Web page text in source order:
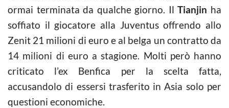
ormai terminata da qualche giorno. IlTianjin ha
soffiato il giocatore alla Juventus offrendo allo
Zenit 21 milioni di euro e al belga un contratto da
14 milioni di euro a stagione. Molti però hanno
criticato l’ex Benfica per la scelta fatta,
accusandolo di essersi trasferito in Asia solo per
questioni economiche.